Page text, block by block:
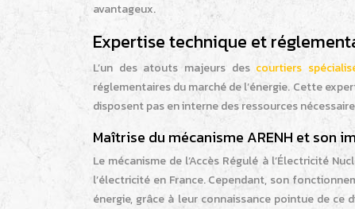
avantageux.
Expertise technique et
L’un des atouts majeurs des courtiers
réglementaires du marché de l’énergie. Cette
disposent pas en interne des ressources
Maîtrise du mécanisme ARENH et son
Le mécanisme de l’Accès Régulé à l’Électricité
l’électricité en France. Cependant, son
énergie, grâce à leur connaissance pointue de ce